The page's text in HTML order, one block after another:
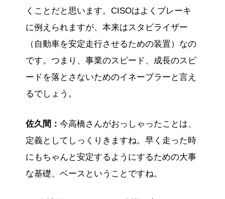
くことだと思います。CISOはよくブレーキ
に例えられますが、本来はスタビライザー
（自動車を安定走行させるための装置）なの
です。つまり、事業のスピード、成長のスピ
ードを落とさないためのイネーブラーと言え
るでしょう。
佐久間： 今高橋さんがおっしゃったことは、
定義としてしっくりきますね。早く走った時
にもちゃんと安定するようにするための大事
な基礎、ベースということですね。